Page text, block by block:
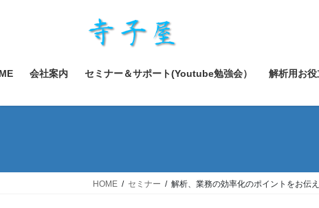
ツ
ス
シ
ン
会社案内 セミナー＆サポート(Youtube勉強会） 解析用お
HOME セミナー 解析、業務の効率化のポイントをお伝